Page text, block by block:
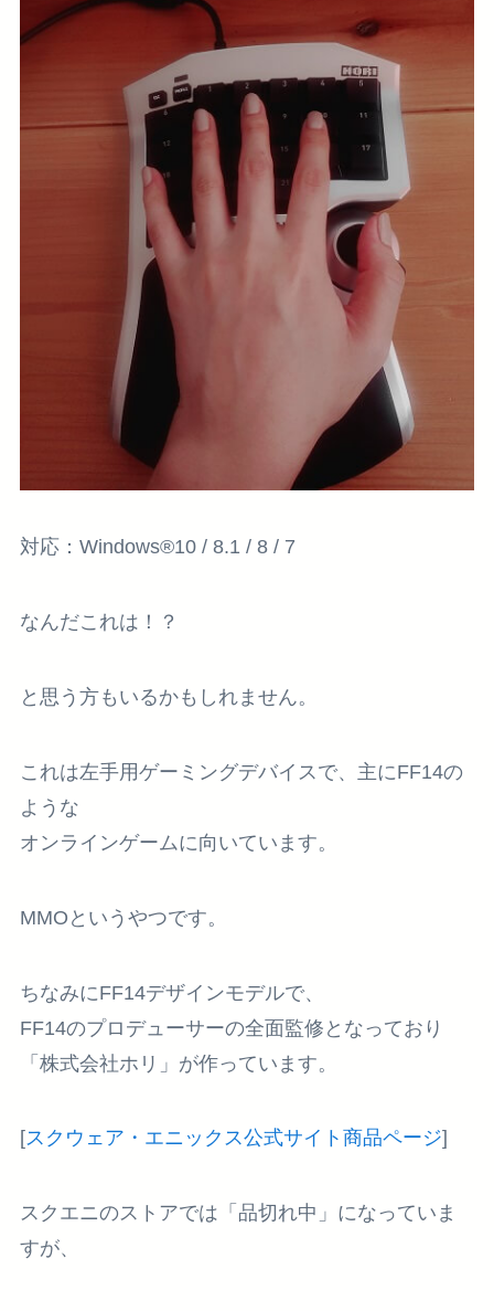
対応：Windows®10 / 8.1 / 8 / 7
なんだこれは！？
と思う方もいるかもしれません。
これは左手用ゲーミングデバイスで、主にFF14の
ような
オンラインゲームに向いています。
MMOというやつです。
ちなみにFF14デザインモデルで、
FF14のプロデューサーの全面監修となっており
「株式会社ホリ」が作っています。
[スクウェア・エニックス公式サイト商品ページ]
スクエニのストアでは「品切れ中」になっていま
すが、